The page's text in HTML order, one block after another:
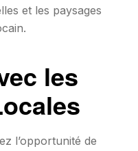
et les paysages
les
l’opportunité de